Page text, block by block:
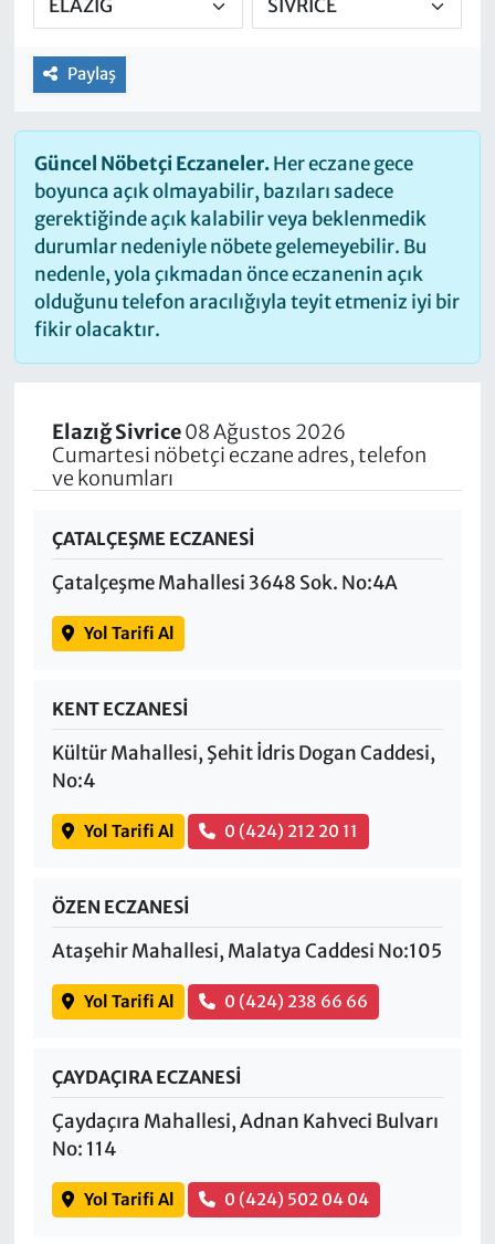
Paylaş
Güncel Nöbetçi Eczaneler.Her eczane gece
boyunca açık olmayabilir, bazıları sadece
gerektiğinde açık kalabilir veya beklenmedik
durumlar nedeniyle nöbete gelemeyebilir. Bu
nedenle, yola çıkmadan önce eczanenin açık
olduğunu telefon aracılığıyla teyit etmeniz iyi bir
fikir olacaktır.
Elazığ Sivrice08 Ağustos 2026
Cumartesi nöbetçi eczane adres, telefon
ve konumları
ÇATALÇEŞME ECZANESİ
Çatalçeşme Mahallesi 3648 Sok. No:4A
Yol Tarifi Al
KENT ECZANESİ
Kültür Mahallesi, Şehit İdris Dogan Caddesi,
No:4
Yol Tarifi Al 0 (424) 212 20 11
ÖZEN ECZANESİ
Ataşehir Mahallesi, Malatya Caddesi No:105
Yol Tarifi Al 0 (424) 238 66 66
ÇAYDAÇIRA ECZANESİ
Çaydaçıra Mahallesi, Adnan Kahveci Bulvarı
No: 114
Yol Tarifi Al 0 (424) 502 04 04